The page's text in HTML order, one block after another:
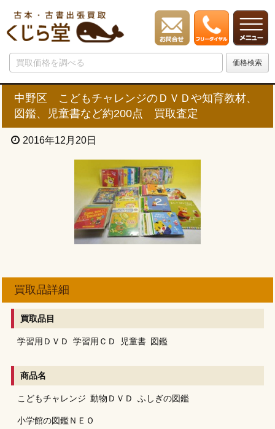
中野区 こどもチャレンジのＤＶＤや知育教材、
図鑑、児童書など約200点 買取査定
2016年12月20日
買取品詳細
買取品目
学習用ＤＶＤ 学習用ＣＤ 児童書 図鑑
商品名
こどもチャレンジ 動物ＤＶＤ ふしぎの図鑑
小学館の図鑑ＮＥＯ